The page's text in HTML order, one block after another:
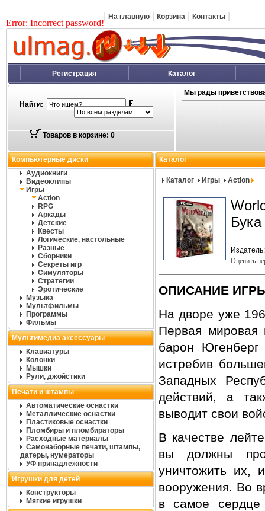
Error: Incorrect password!
На главную Корзина Контакты
Регистрация Каталог
Найти:
Товаров в корзине: 0
Мы рады
Компьютерные диски
Аудиокниги
Видеоклипы
Игры
Action
RPG
Аркады
Детские
Квесты
Логические, настольные
Разные
Сборники
Секреты игр
Симуляторы
Стратегии
Эротические
Музыка
Мультфильмы
Программы
Фильмы
Мультимедиа аксессуары
Клавиатуры
Колонки
Мышки
Рули, джойстики
Печати и штампы
Автоматические оснастки
Металлические оснастки
Пластиковые оснастки
Пломбиры и пломбираторы
Расходные материалы
Самонаборные печати, штампы,
датеры, нумераторы
УФ принадлежности
Игрушки для детей
Конструкторы
Мягкие игрушки
Каталог
Каталог Игры Action
Бука
Оценить
ОПИСАНИЕ
На дворе уже
Первая
барон
истребив
Западных
действий, а
выводит свои
В качестве
вы должны
уничтожить их,
вооружения. Во
в самое